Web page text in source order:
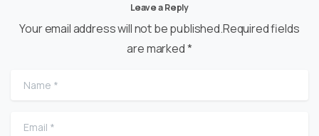
Leave a Reply
Your email address will not be published.Required fields
are marked *
Name
Email